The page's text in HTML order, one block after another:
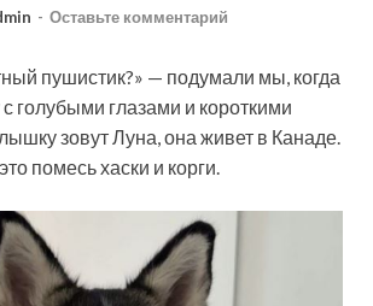
- Оставьте комментарий
пушистик?» — подумали мы, когда
голубыми глазами и короткими
зовут Луна, она живет в Канаде.
помесь хаски и корги.